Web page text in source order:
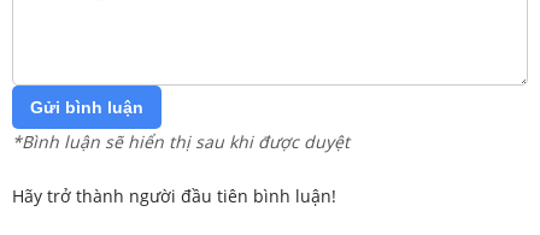
Gửi bình luận
*Bình luận sẽ hiển thị sau khi được duyệt
Hãy trở thành người đầu tiên bình luận!